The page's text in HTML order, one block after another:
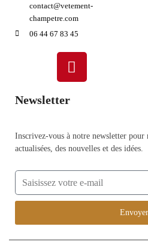
contact@vetement-
champetre.com
06 44 67 83 45
Newsletter
Inscrivez-vous à notre newsletter
actualisées, des nouvelles et des idées.
Envoyer